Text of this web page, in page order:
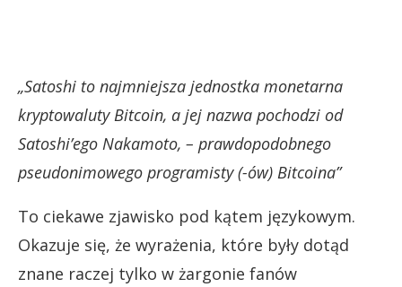
„Satoshi to najmniejsza jednostka monetarna
kryptowaluty Bitcoin, a jej nazwa pochodzi od
Satoshi’ego Nakamoto, – prawdopodobnego
pseudonimowego programisty (-ów) Bitcoina”
To ciekawe zjawisko pod kątem językowym.
Okazuje się, że wyrażenia, które były dotąd
znane raczej tylko w żargonie fanów